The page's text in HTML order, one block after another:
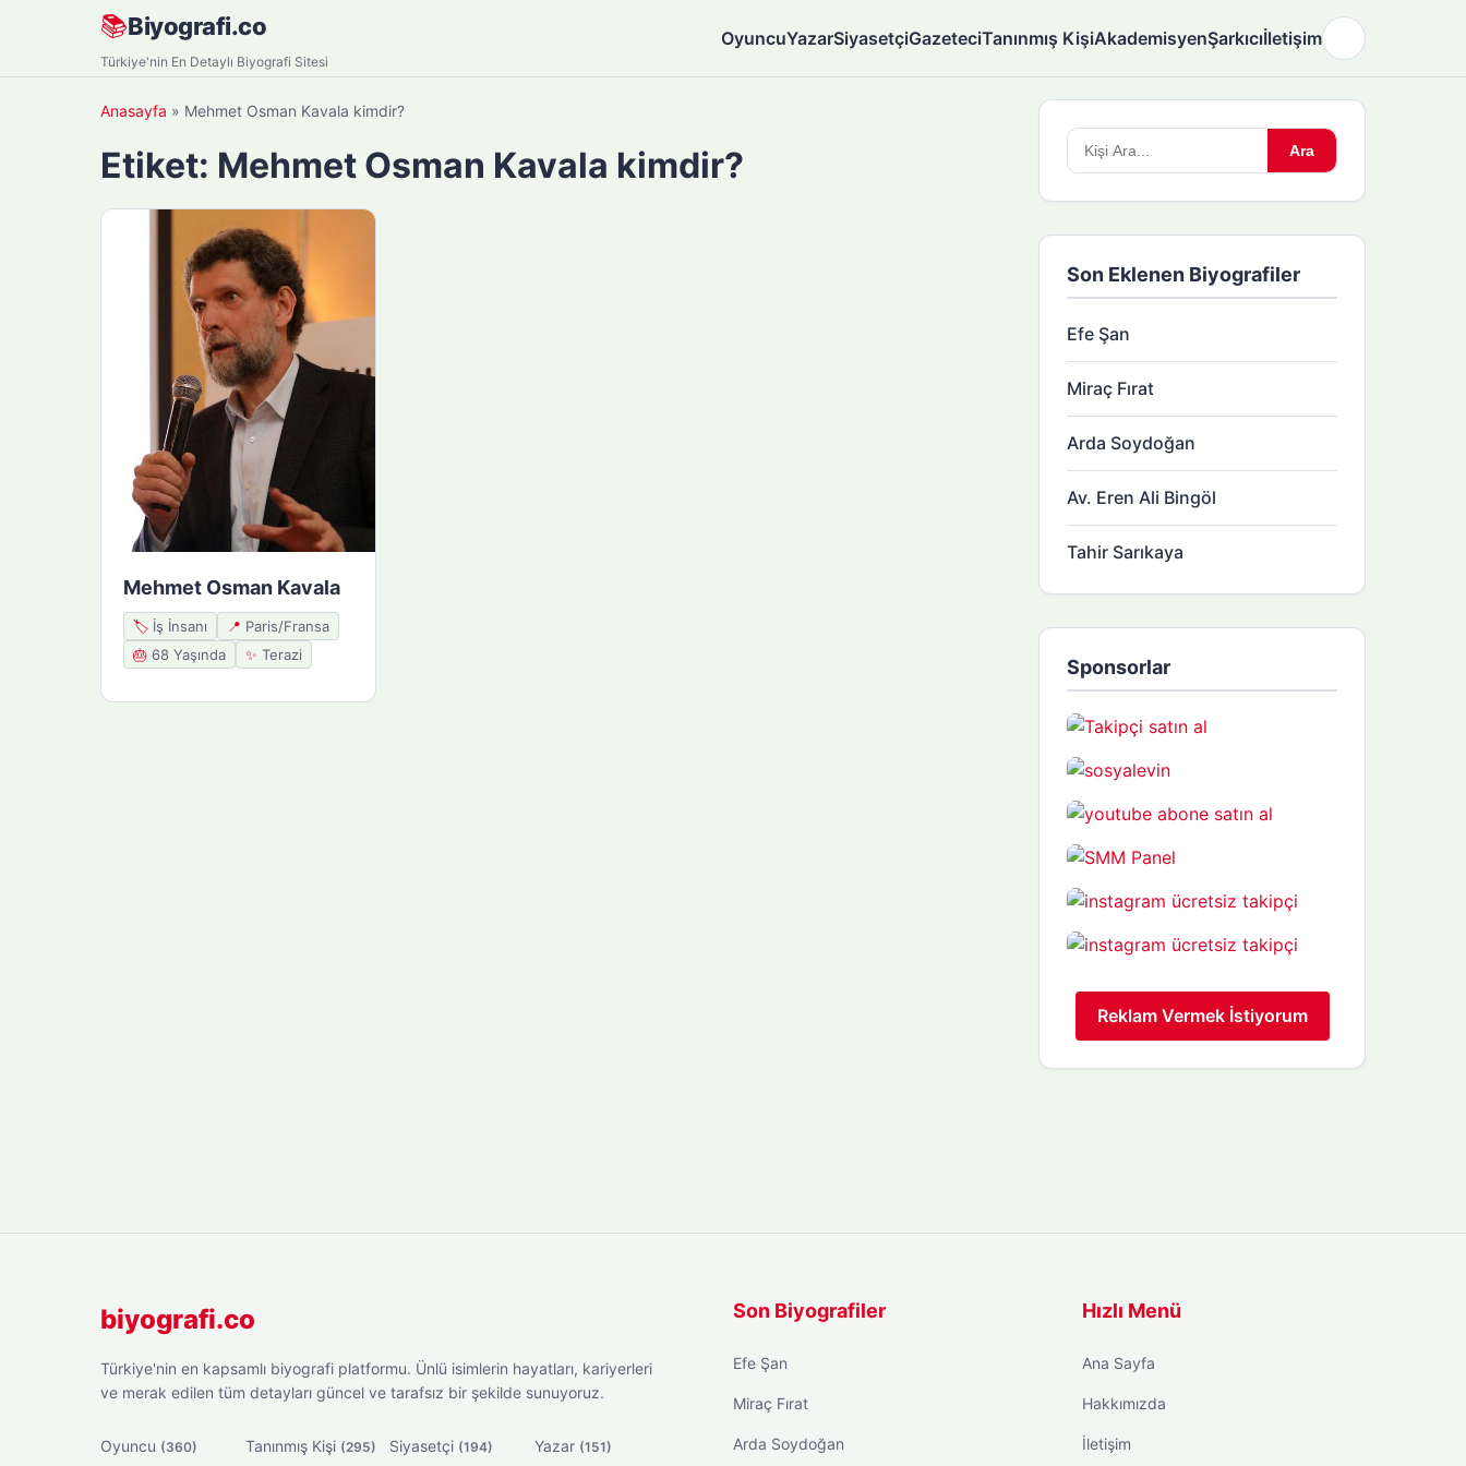
📚Biyografi.co
Türkiye'nin En Detaylı Biyografi Sitesi
OyuncuYazarSiyasetçiGazeteciTanınmış KişiAkademisyenŞarkıcıİletişim
Anasayfa » Mehmet Osman Kavala kimdir?
Etiket: Mehmet Osman Kavala kimdir?
Mehmet Osman Kavala
🏷️ İş İnsanı 📍 Paris/Fransa
🎂 68 Yaşında ✨ Terazi
Arama
yapın:
Ara
Son Eklenen Biyografiler
Efe Şan
Miraç Fırat
Arda Soydoğan
Av. Eren Ali Bingöl
Tahir Sarıkaya
Sponsorlar
Reklam Vermek İstiyorum
biyografi.co
Türkiye'nin en kapsamlı biyografi platformu. Ünlü isimlerin hayatları, kariyerleri
ve merak edilen tüm detayları güncel ve tarafsız bir şekilde sunuyoruz.
Oyuncu (360) Tanınmış Kişi (295) Siyasetçi (194) Yazar (151)
Son Biyografiler
Efe Şan
Miraç Fırat
Arda Soydoğan
Hızlı Menü
Ana Sayfa
Hakkımızda
İletişim